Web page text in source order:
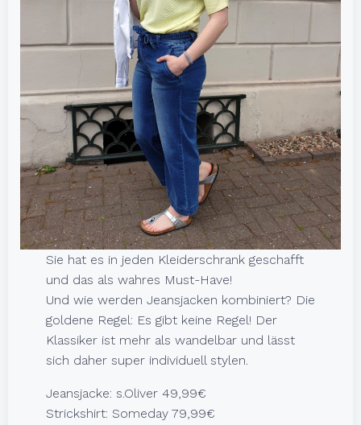
Sie hat es in jeden Kleiderschrank geschafft
und das als wahres Must-Have!
Und wie werden Jeansjacken kombiniert? Die
goldene Regel: Es gibt keine Regel! Der
Klassiker ist mehr als wandelbar und lässt
sich daher super individuell stylen.
Jeansjacke: s.Oliver 49,99€
Strickshirt: Someday 79,99€